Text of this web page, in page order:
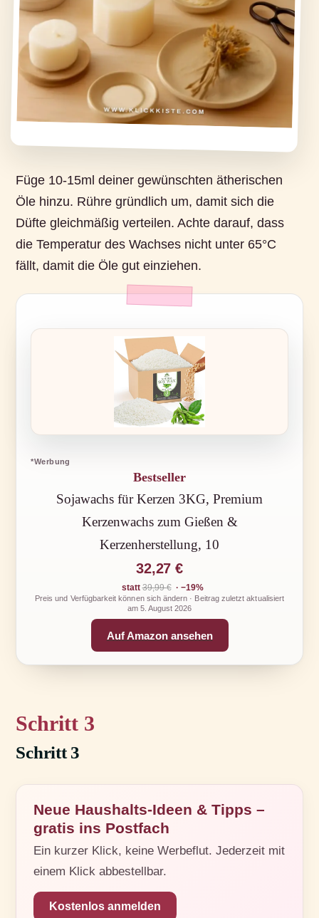
Füge 10-15ml deiner gewünschten ätherischen
Öle hinzu. Rühre gründlich um, damit sich die
Düfte gleichmäßig verteilen. Achte darauf, dass
die Temperatur des Wachses nicht unter 65°C
fällt, damit die Öle gut einziehen.
*Werbung
Bestseller
Sojawachs für Kerzen 3KG, Premium
Kerzenwachs zum Gießen &
Kerzenherstellung, 10
32,27 €
statt39,99 € · −19%
Preis und Verfügbarkeit können sich ändern · Beitrag zuletzt aktualisiert
am 5. August 2026
Auf Amazon ansehen
3
Schritt 3
Neue Haushalts-Ideen & Tipps –
gratis ins Postfach
Ein kurzer Klick, keine Werbeflut. Jederzeit mit
einem Klick abbestellbar.
Kostenlos anmelden